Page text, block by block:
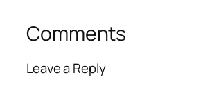
Comments
Leave a Reply